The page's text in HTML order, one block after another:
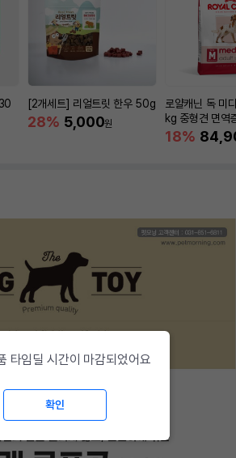
[2개세트] 리얼트릿 한우 50g
28% 5,000원
로얄캐닌 독 미
kg 중형견 면역
18%
타임딜 시간이 마감되었어요
확인